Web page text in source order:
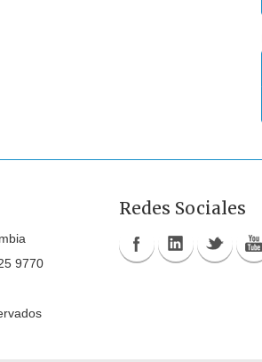
9770
Redes Sociales